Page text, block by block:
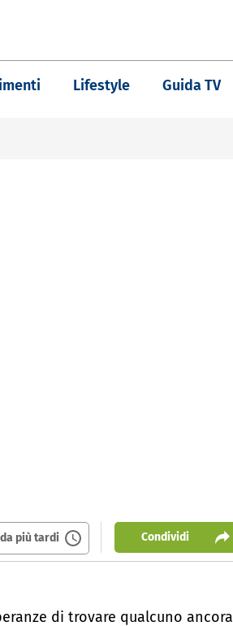
Lifestyle Guida TV
più tardi Condividi
di trovare qualcuno ancora